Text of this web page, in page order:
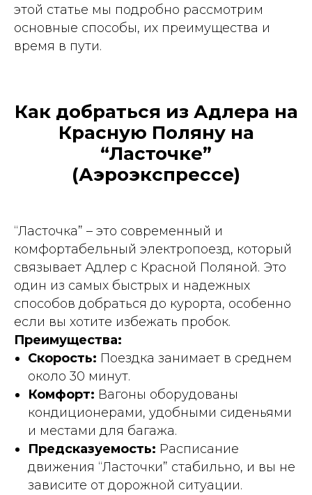
этой статье мы подробно рассмотрим
основные способы, их преимущества и
время в пути.
Как добраться из Адлера на
Красную Поляну на
“Ласточке”
(Аэроэкспрессе)
“Ласточка” – это современный и
комфортабельный электропоезд, который
связывает Адлер с Красной Поляной. Это
один из самых быстрых и надежных
способов добраться до курорта, особенно
если вы хотите избежать пробок.
Преимущества:
Скорость: Поездка занимает в среднем
около 30 минут.
Комфорт: Вагоны оборудованы
кондиционерами, удобными сиденьями
и местами для багажа.
Предсказуемость: Расписание
движения “Ласточки” стабильно, и вы не
зависите от дорожной ситуации.